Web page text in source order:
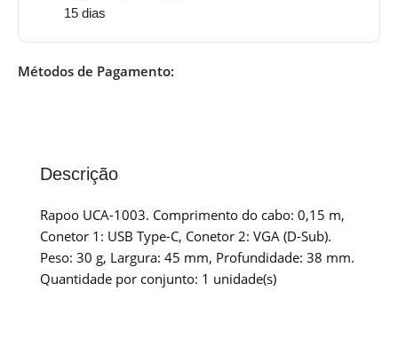
15 dias
Métodos de Pagamento:
Descrição
Rapoo UCA-1003. Comprimento do cabo: 0,15 m,
Conetor 1: USB Type-C, Conetor 2: VGA (D-Sub).
Peso: 30 g, Largura: 45 mm, Profundidade: 38 mm.
Quantidade por conjunto: 1 unidade(s)